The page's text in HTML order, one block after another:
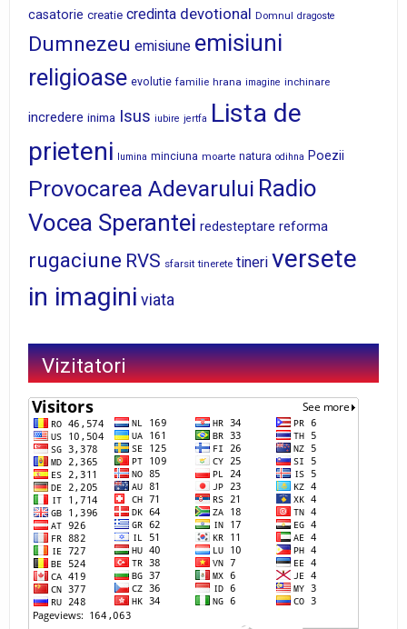
casatorie creatie credinta devotional Domnul dragoste
Dumnezeu emisiune emisiuni
religioase evolutie familie hrana imagine inchinare
incredere inima Isus iubire jertfa Lista de
prieteni
lumina minciuna moarte natura odihna Poezii
Provocarea Adevarului Radio
Vocea Sperantei redesteptare reforma
rugaciune RVS sfarsit tinerete tineri versete
in imagini viata
Vizitatori